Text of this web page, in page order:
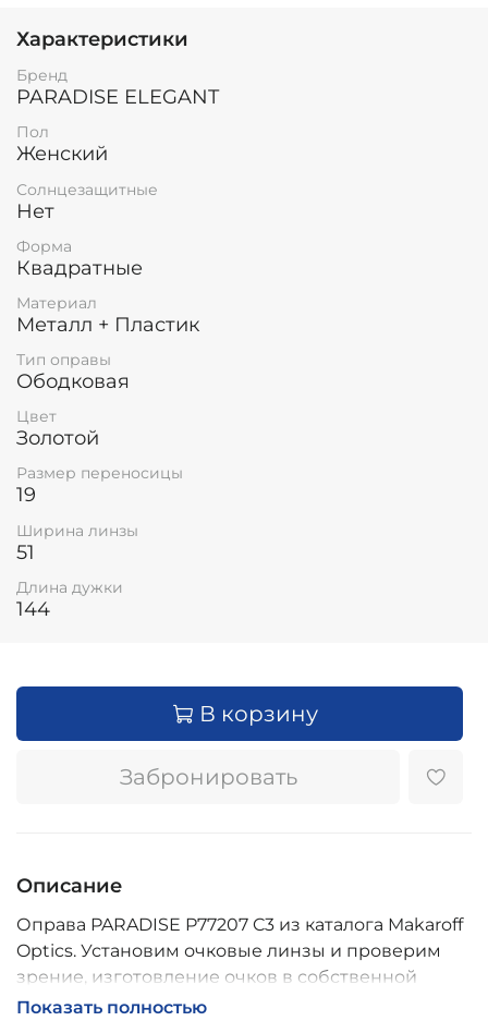
Характеристики
Бренд
PARADISE ELEGANT
Пол
Женский
Солнцезащитные
Нет
Форма
Квадратные
Материал
Металл + Пластик
Тип оправы
Ободковая
Цвет
Золотой
Размер переносицы
19
Ширина линзы
51
Длина дужки
144
В корзину
Забронировать
Описание
Оправа PARADISE P77207 C3 из каталога Makaroff
Optics. Установим очковые линзы и проверим
зрение, изготовление очков в собственной
мастерской, обычно 2–5 дней, индивидуальные
Показать полностью